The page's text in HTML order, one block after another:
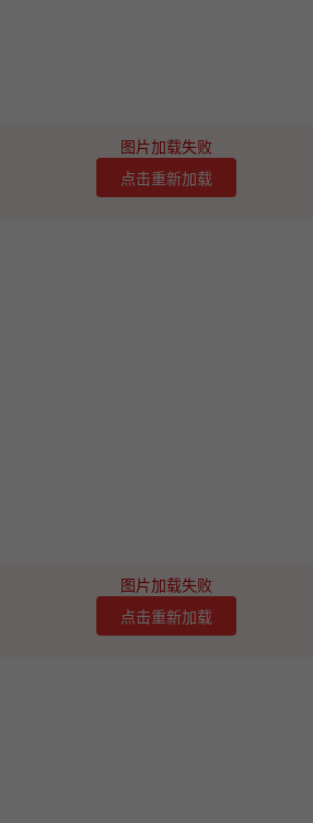
图片加载失败
点击重新加载
图片加载失败
点击重新加载